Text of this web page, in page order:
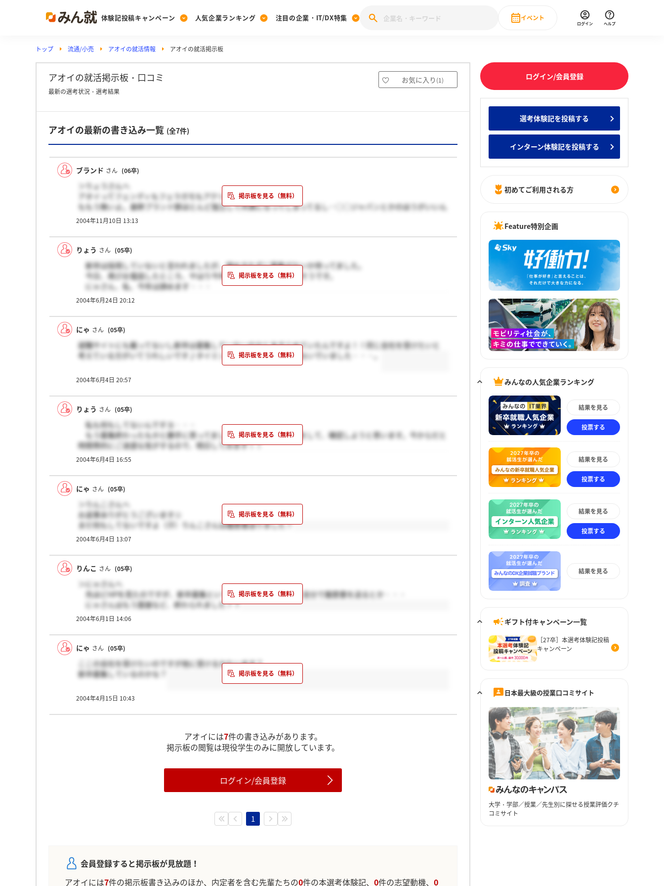
体験記投稿キャンペーン
Post
投稿する
[27卒] 本選考体験記投稿キャンペーン
人気企業ランキング
Ranking
ランキングを見る
Vote
投票する
みんなの新卒就職人気企業ランキング みんなのインターン人気企業ランキ
注目の企業・IT/DX特集
PickUp
注目の企業特集
28卒 IT・DX現場社員インタビュー
動画で知ろう！業界・企業研究
イベント
直近のイベント一覧
ログイン ヘルプ
トップ 流通/小売 アオイの就活情報 アオイの就活掲示板
アオイの就活掲示板・口コミ お気に入り (1)
最新の選考状況・選考結果
アオイの最新の書き込み一覧 (全7件)
ブランド さん (06卒)
＞りょうさんへ
アオイってフェンディもフェラガモもアクリスもボッテガベネタ
ももう無いよ。基幹ブランド群ほとんど独立して外資になってしまってるし…○○ジャパンとかのほうがいいん
じゃないかしら？
2004年11月10日 13:13
りょう さん (05卒)
新卒は採用していないと言われましたが、諦めきれずに募集がないか待ってました。
今日、再びお電話したところ、やはり今年は中途採用しかしないそうです。
にゃさん、私、今年は諦めます・・・
残念です！！
2004年6月24日 20:12
にゃ さん (05卒)
就職サイトにも載ってないし新卒は募集していないのかとあきらめていたんですよ！！同じ会社を受けたいと
考えている方がいてうれしいです♪タイミングをつかめず電話できないでいました・・・。
2004年6月4日 20:57
りょう さん (05卒)
私も何もしてないんですヨ・・・
もう募集終わったもかと勝手に思ってましたが、とりあえず電話をして、確認しようと思います。今からだと
時間帯的にご迷惑な気がするので、明日してみます！！
じゃ、また結果報告しますねー！
2004年6月4日 16:55
にゃ さん (05卒)
＞りんこさんへ
お返事ありがとうございます☆
まだ何もしてないですよ（汗）りんこさんは履歴書送りました？
2004年6月4日 13:07
りんこ さん (05卒)
＞にゃさんへ
先ほどHPを見たのですが、新卒募集という項目は無かったです。自分で履歴書を送るとか・・・
にゃさんはもう面接など、終わられました？？
2004年6月1日 14:06
にゃ さん (05卒)
ここの会社を受けたいのですが他に受けるかたいます？
新卒募集しているのかな？
2004年4月15日 10:43
アオイには7件の書き込みがあります。
掲示板の閲覧は現役学生のみに開放しています。
ログイン/会員登録
1
会員登録すると掲示板が見放題！
アオイには7件の掲示板書き込みのほか、内定者を含む先輩たちの0件の本選考体験記、 0件の志望動機、 0
ログイン/会員登録
選考体験記を投稿する
インターン体験記を投稿する
初めてご利用される方
Feature特別企画
みんなの人気企業ランキング
結果を見る
投票する
結果を見る
投票する
結果を見る
投票する
結果を見る
ギフト付キャンペーン一覧
［27卒］本選考体験記投稿
キャンペーン
日本最大級の授業口コミサイト
大学・学部／授業／先生別に探せる授業評価クチ
コミサイト